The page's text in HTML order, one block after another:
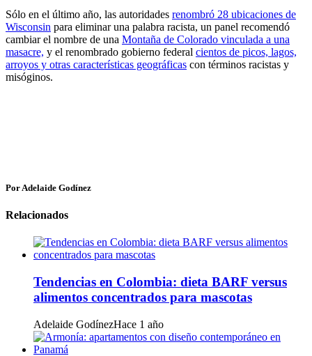
Sólo en el último año, las autoridades renombró 28 ubicaciones de
Wisconsin para eliminar una palabra racista, un panel recomendó
cambiar el nombre de una Montaña de Colorado vinculada a una
masacre, y el renombrado gobierno federal cientos de picos, lagos,
arroyos y otras características geográficas con términos racistas y
misóginos.
Por Adelaide Godínez
Relacionados
Tendencias en Colombia: dieta BARF versus
alimentos concentrados para mascotas
Adelaide GodínezHace 1 año